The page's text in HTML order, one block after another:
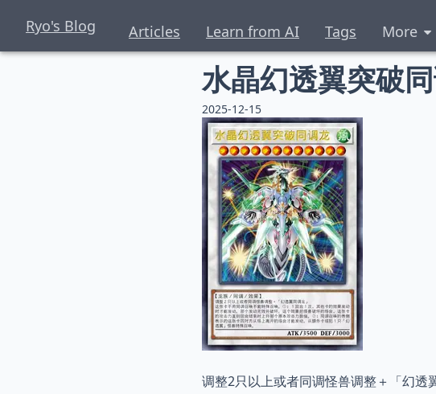
Ryo's Blog Articles Learn from AI Tags More
水晶幻透翼突破
2025-12-15
调整2只以上或者同调怪兽调整＋「幻